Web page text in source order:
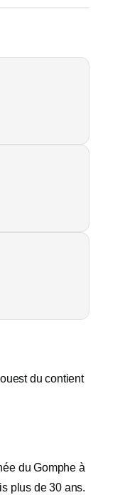
du contient
du Gomphe à
plus de 30 ans.